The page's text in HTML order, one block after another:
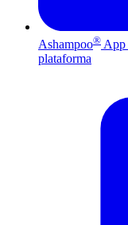
Ashampoo® App
plataforma